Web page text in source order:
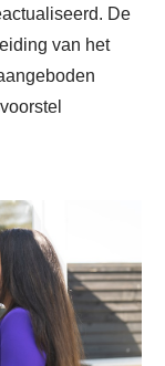
De
van het